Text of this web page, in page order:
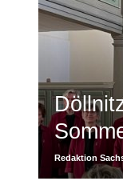
Redaktion